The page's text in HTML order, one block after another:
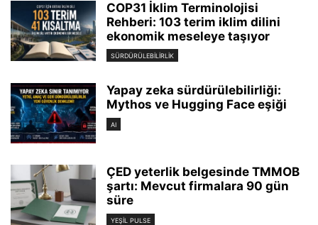
COP31 İklim Terminolojisi
Rehberi: 103 terim iklim dilini
ekonomik meseleye taşıyor
SÜRDÜRÜLEBILIRLIK
Yapay zeka sürdürülebilirliği:
Mythos ve Hugging Face eşiği
AI
ÇED yeterlik belgesinde TMMOB
şartı: Mevcut firmalara 90 gün
süre
YEŞIL PULSE